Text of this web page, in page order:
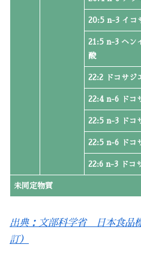
20:5 n-3 イコ
21:5 n-3 ヘン
酸
22:2 ドコサジ
22:4 n-6 ドコ
22:5 n-3 ドコ
22:5 n-6 ドコ
22:6 n-3 ドコ
未同定物質
出典：文部科学省 日本食品
訂）